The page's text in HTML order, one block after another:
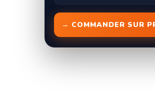
→ COMMANDER SUR